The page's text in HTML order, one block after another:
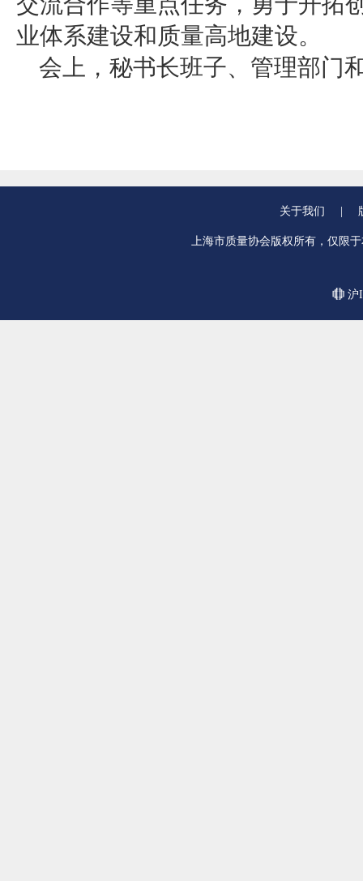
业体系建设和质量高地建设。
会上，秘书长班子、管理部门
关于我们
上海市质量协会版权所有，仅限
沪